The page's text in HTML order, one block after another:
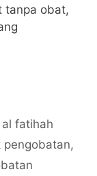
tanpa obat,
fatihah
pengobatan,